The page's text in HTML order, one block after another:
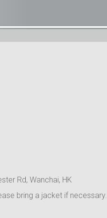
Rd, Wanchai, HK
bring a jacket if necessary.